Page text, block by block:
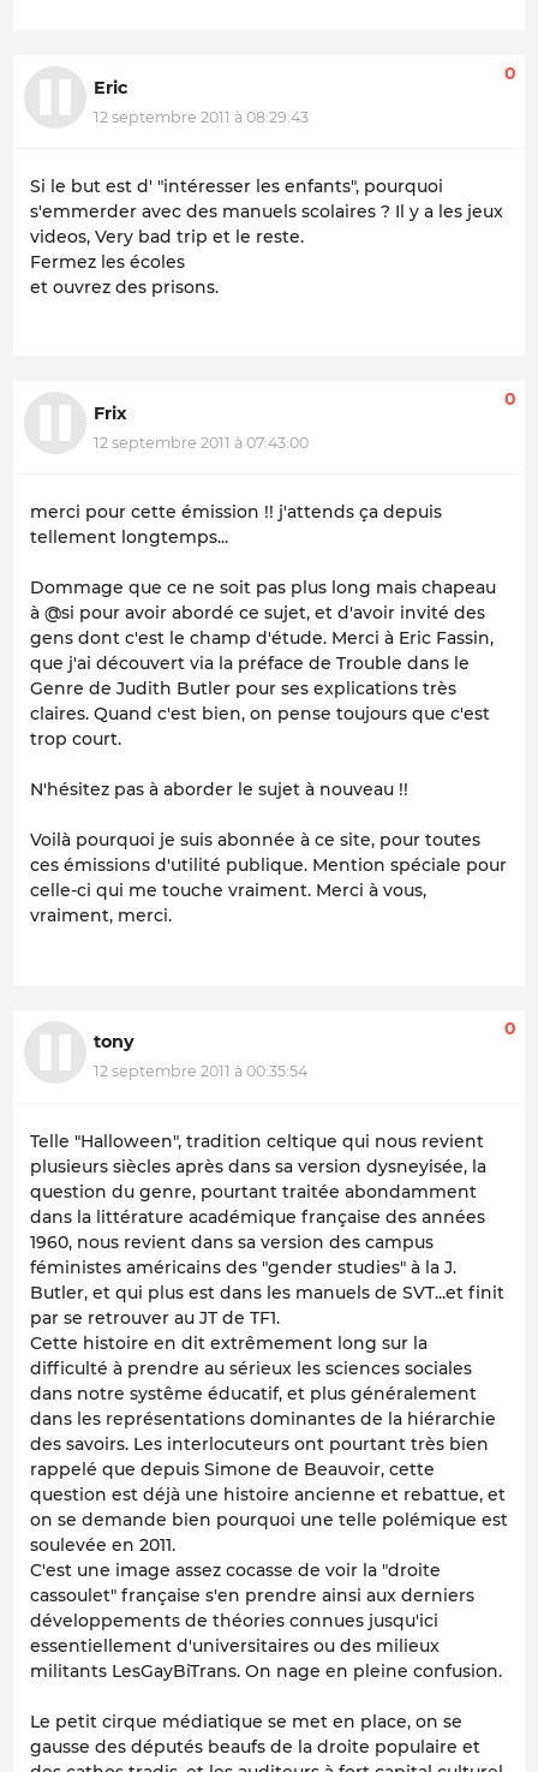
Eric
12 septembre 2011 à 08:29:43
0
Si le but est d' "intéresser les enfants", pourquoi
s'emmerder avec des manuels scolaires ? Il y a les jeux
videos, Very bad trip et le reste.
Fermez les écoles
et ouvrez des prisons.
Frix
12 septembre 2011 à 07:43:00
0
merci pour cette émission !! j'attends ça depuis
tellement longtemps...
Dommage que ce ne soit pas plus long mais chapeau
à @si pour avoir abordé ce sujet, et d'avoir invité des
gens dont c'est le champ d'étude. Merci à Eric Fassin,
que j'ai découvert via la préface de Trouble dans le
Genre de Judith Butler pour ses explications très
claires. Quand c'est bien, on pense toujours que c'est
trop court.
N'hésitez pas à aborder le sujet à nouveau !!
Voilà pourquoi je suis abonnée à ce site, pour toutes
ces émissions d'utilité publique. Mention spéciale pour
celle-ci qui me touche vraiment. Merci à vous,
vraiment, merci.
tony
12 septembre 2011 à 00:35:54
0
Telle "Halloween", tradition celtique qui nous revient
plusieurs siècles après dans sa version dysneyisée, la
question du genre, pourtant traitée abondamment
dans la littérature académique française des années
1960, nous revient dans sa version des campus
féministes américains des "gender studies" à la J.
Butler, et qui plus est dans les manuels de SVT...et finit
par se retrouver au JT de TF1.
Cette histoire en dit extrêmement long sur la
difficulté à prendre au sérieux les sciences sociales
dans notre systême éducatif, et plus généralement
dans les représentations dominantes de la hiérarchie
des savoirs. Les interlocuteurs ont pourtant très bien
rappelé que depuis Simone de Beauvoir, cette
question est déjà une histoire ancienne et rebattue, et
on se demande bien pourquoi une telle polémique est
soulevée en 2011.
C'est une image assez cocasse de voir la "droite
cassoulet" française s'en prendre ainsi aux derniers
développements de théories connues jusqu'ici
essentiellement d'universitaires ou des milieux
militants LesGayBiTrans. On nage en pleine confusion.
Le petit cirque médiatique se met en place, on se
gausse des députés beaufs de la droite populaire et